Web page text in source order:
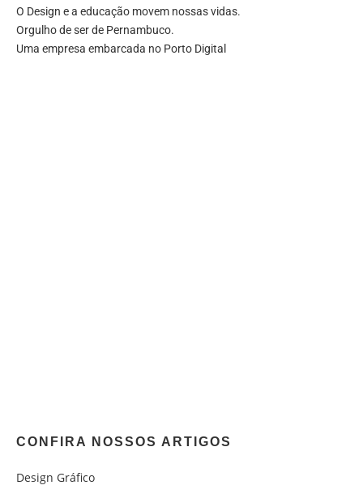
O Design e a educação movem nossas vidas.
Orgulho de ser de Pernambuco.
Uma empresa embarcada no Porto Digital
CONFIRA NOSSOS ARTIGOS
Design Gráfico